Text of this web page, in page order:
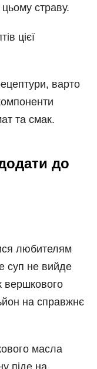
страву.
цієї
варто
та смак.
до
любителям
суп не вийде
вершкового
на справжнє
масла
піде на